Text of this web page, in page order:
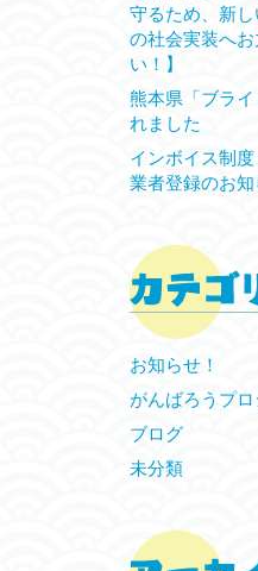
守るため、新
の社会実装へ
い！】
熊本県「ブラ
れました
インボイス制
業者登録のお
お知らせ！
がんばろうプロ
ブログ
未分類